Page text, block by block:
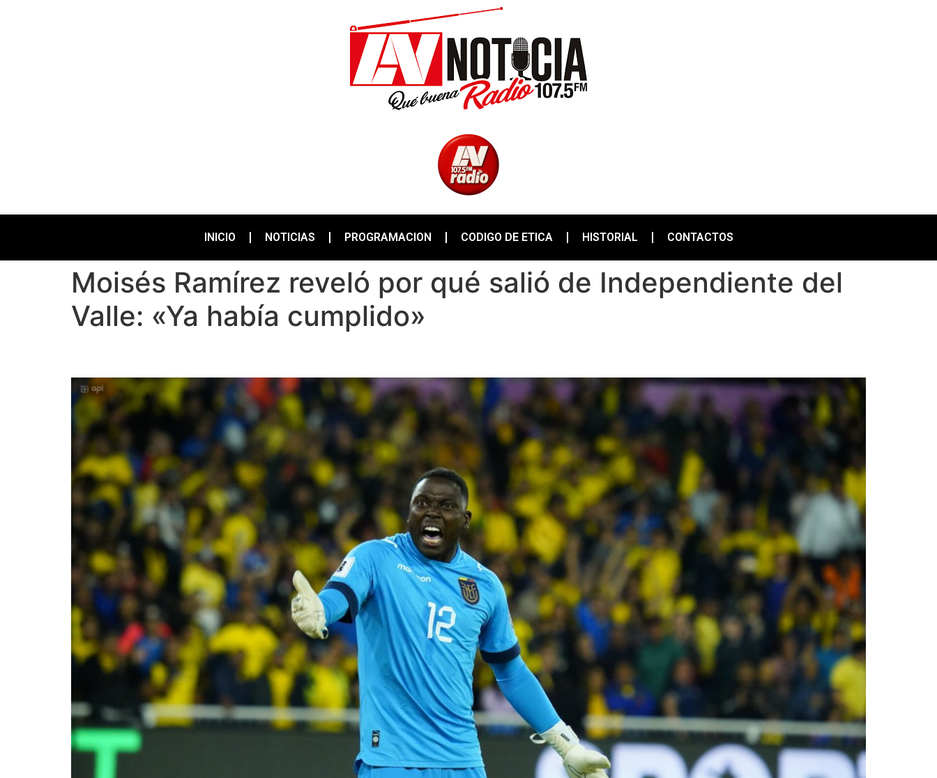
INICIO NOTICIAS PROGRAMACION CODIGO DE ETICA HISTORIAL CONTACTOS
Moisés Ramírez reveló por qué salió de Independiente del
Valle: «Ya había cumplido»